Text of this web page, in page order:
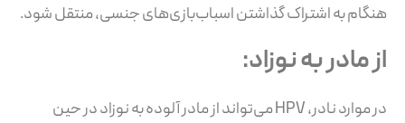
هنگام به اشتراک گذاشتن اسباب‌بازی‌های جنسی، منتقل شود.
از مادر به نوزاد:
در موارد نادر، HPV می‌تواند از مادر آلوده به نوزاد در حین